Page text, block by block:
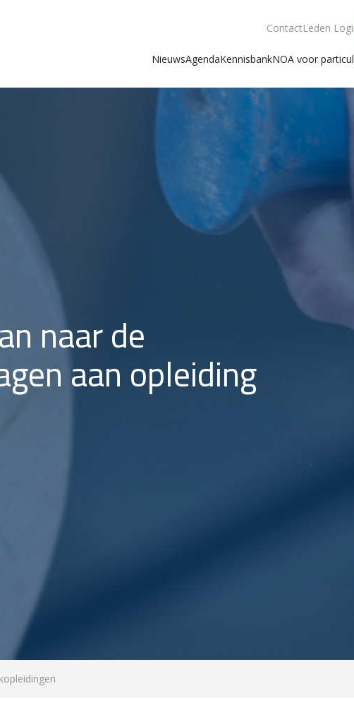
ContactLeden
NieuwsAgendaKennisbankNOA voor
naar de
aan opleiding